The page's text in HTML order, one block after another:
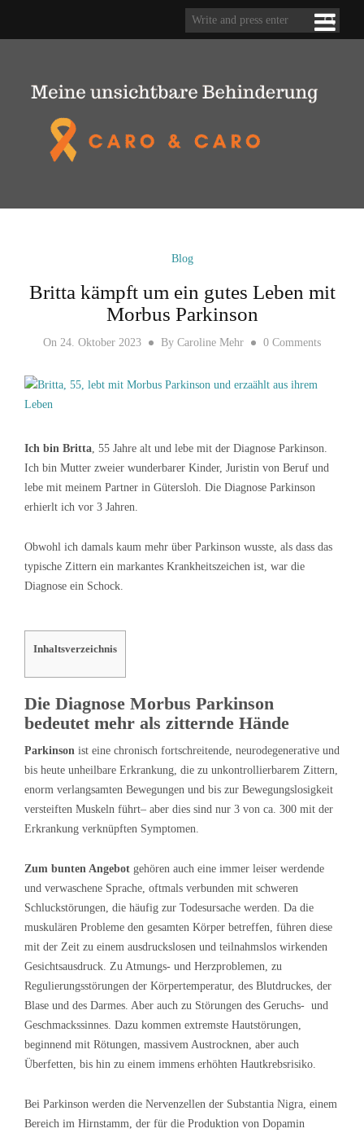
Blog
Britta kämpft um ein gutes Leben mit
Morbus Parkinson
On 24. Oktober 2023 By Caroline Mehr 0 Comments
Ich bin Britta, 55 Jahre alt und lebe mit der Diagnose Parkinson.
Ich bin Mutter zweier wunderbarer Kinder, Juristin von Beruf und
lebe mit meinem Partner in Gütersloh. Die Diagnose Parkinson
erhierlt ich vor 3 Jahren.
Obwohl ich damals kaum mehr über Parkinson wusste, als dass das
typische Zittern ein markantes Krankheitszeichen ist, war die
Diagnose ein Schock.
Inhaltsverzeichnis
Die Diagnose Morbus Parkinson
bedeutet mehr als zitternde Hände
Parkinson ist eine chronisch fortschreitende, neurodegenerative und
bis heute unheilbare Erkrankung, die zu unkontrollierbarem Zittern,
enorm verlangsamten Bewegungen und bis zur Bewegungslosigkeit
versteiften Muskeln führt– aber dies sind nur 3 von ca. 300 mit der
Erkrankung verknüpften Symptomen.
Zum bunten Angebot gehören auch eine immer leiser werdende
und verwaschene Sprache, oftmals verbunden mit schweren
Schluckstörungen, die häufig zur Todesursache werden. Da die
muskulären Probleme den gesamten Körper betreffen, führen diese
mit der Zeit zu einem ausdruckslosen und teilnahmslos wirkenden
Gesichtsausdruck. Zu Atmungs- und Herzproblemen, zu
Regulierungsstörungen der Körpertemperatur, des Blutdruckes, der
Blase und des Darmes. Aber auch zu Störungen des Geruchs- und
Geschmackssinnes. Dazu kommen extremste Hautstörungen,
beginnend mit Rötungen, massivem Austrocknen, aber auch
Überfetten, bis hin zu einem immens erhöhten Hautkrebsrisiko.
Bei Parkinson werden die Nervenzellen der Substantia Nigra, einem
Bereich im Hirnstamm, der für die Produktion von Dopamin